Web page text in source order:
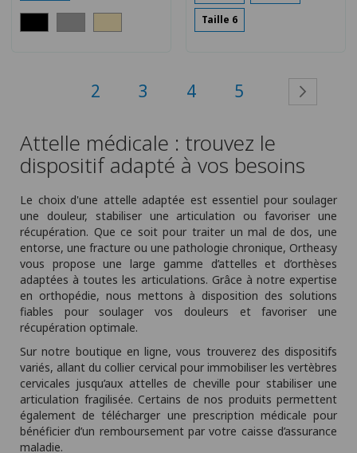
Taille 6
2 3 4 5
Attelle médicale : trouvez le
dispositif adapté à vos besoins
Le choix d'une attelle adaptée est essentiel pour soulager
une douleur, stabiliser une articulation ou favoriser une
récupération. Que ce soit pour traiter un mal de dos, une
entorse, une fracture ou une pathologie chronique, Ortheasy
vous propose une large gamme d’attelles et d’orthèses
adaptées à toutes les articulations. Grâce à notre expertise
en orthopédie, nous mettons à disposition des solutions
fiables pour soulager vos douleurs et favoriser une
récupération optimale.
Sur notre boutique en ligne, vous trouverez des dispositifs
variés, allant du collier cervical pour immobiliser les vertèbres
cervicales jusqu’aux attelles de cheville pour stabiliser une
articulation fragilisée. Certains de nos produits permettent
également de télécharger une prescription médicale pour
bénéficier d’un remboursement par votre caisse d’assurance
maladie.